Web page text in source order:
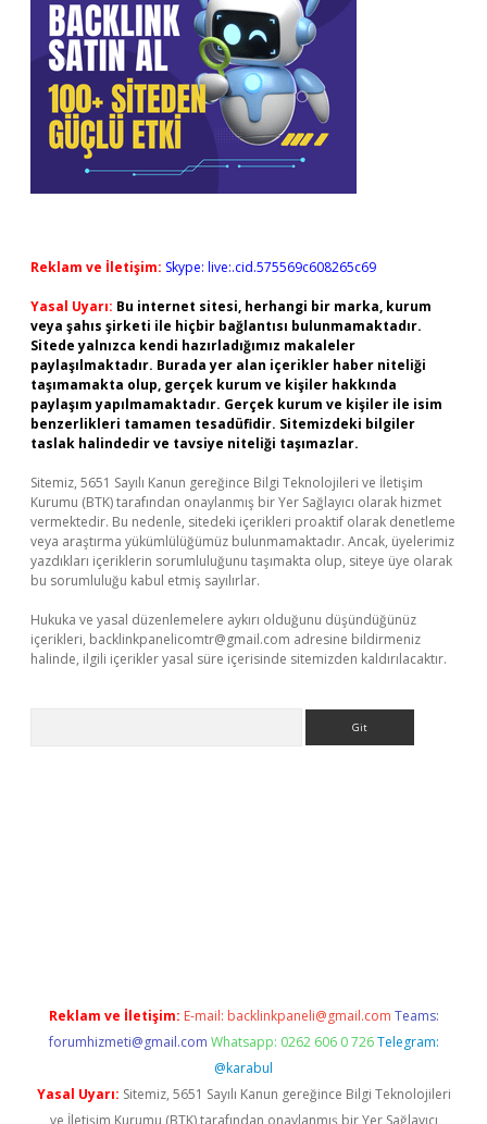
Reklam ve İletişim: Skype: live:.cid.575569c608265c69
Yasal Uyarı: Bu internet sitesi, herhangi bir marka, kurum
veya şahıs şirketi ile hiçbir bağlantısı bulunmamaktadır.
Sitede yalnızca kendi hazırladığımız makaleler
paylaşılmaktadır. Burada yer alan içerikler haber niteliği
taşımamakta olup, gerçek kurum ve kişiler hakkında
paylaşım yapılmamaktadır. Gerçek kurum ve kişiler ile isim
benzerlikleri tamamen tesadüfidir. Sitemizdeki bilgiler
taslak halindedir ve tavsiye niteliği taşımazlar.
Sitemiz, 5651 Sayılı Kanun gereğince Bilgi Teknolojileri ve İletişim
Kurumu (BTK) tarafından onaylanmış bir Yer Sağlayıcı olarak hizmet
vermektedir. Bu nedenle, sitedeki içerikleri proaktif olarak denetleme
veya araştırma yükümlülüğümüz bulunmamaktadır. Ancak, üyelerimiz
yazdıkları içeriklerin sorumluluğunu taşımakta olup, siteye üye olarak
bu sorumluluğu kabul etmiş sayılırlar.
Hukuka ve yasal düzenlemelere aykırı olduğunu düşündüğünüz
içerikleri, backlinkpanelicomtr@gmail.com adresine bildirmeniz
halinde, ilgili içerikler yasal süre içerisinde sitemizden kaldırılacaktır.
Reklam ve İletişim: E-mail: backlinkpaneli@gmail.com Teams:
forumhizmeti@gmail.com Whatsapp: 0262 606 0 726 Telegram:
@karabul
Yasal Uyarı: Sitemiz, 5651 Sayılı Kanun gereğince Bilgi Teknolojileri
ve İletişim Kurumu (BTK) tarafından onaylanmış bir Yer Sağlayıcı